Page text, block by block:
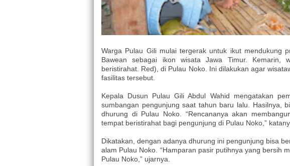
Warga Pulau Gili mulai tergerak untuk ikut mendukung
Bawean sebagai ikon wisata Jawa Timur. Kemarin,
beristirahat. Red), di Pulau Noko. Ini dilakukan agar
fasilitas tersebut.
Kepala Dusun Pulau Gili Abdul Wahid mengatakan
sumbangan pengunjung saat tahun baru lalu. Hasilnya,
dhurung di Pulau Noko. “Rencananya akan
tempat beristirahat bagi pengunjung di Pulau Noko,”
Dikatakan, dengan adanya dhurung ini pengunjung bisa
alam Pulau Noko. “Hamparan pasir putihnya yang bersih
Pulau Noko,” ujarnya.